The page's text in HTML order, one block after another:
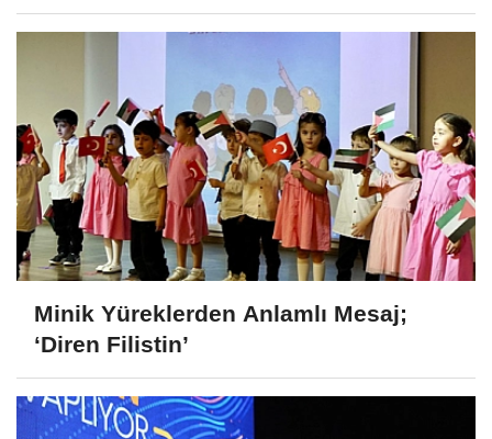
Minik Yüreklerden Anlamlı Mesaj;
‘Diren Filistin’